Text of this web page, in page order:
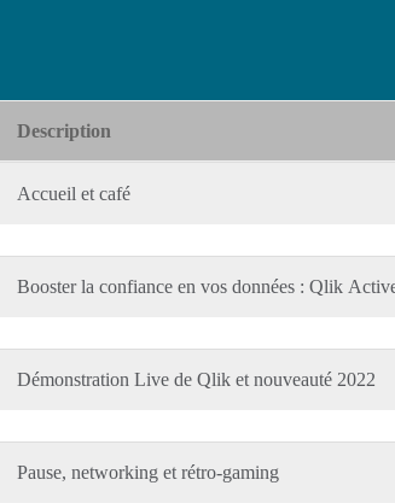
Description
Accueil et café
Booster la confiance en vos données : Qlik
Démonstration Live de Qlik et nouveauté 2022
Pause, networking et rétro-gaming